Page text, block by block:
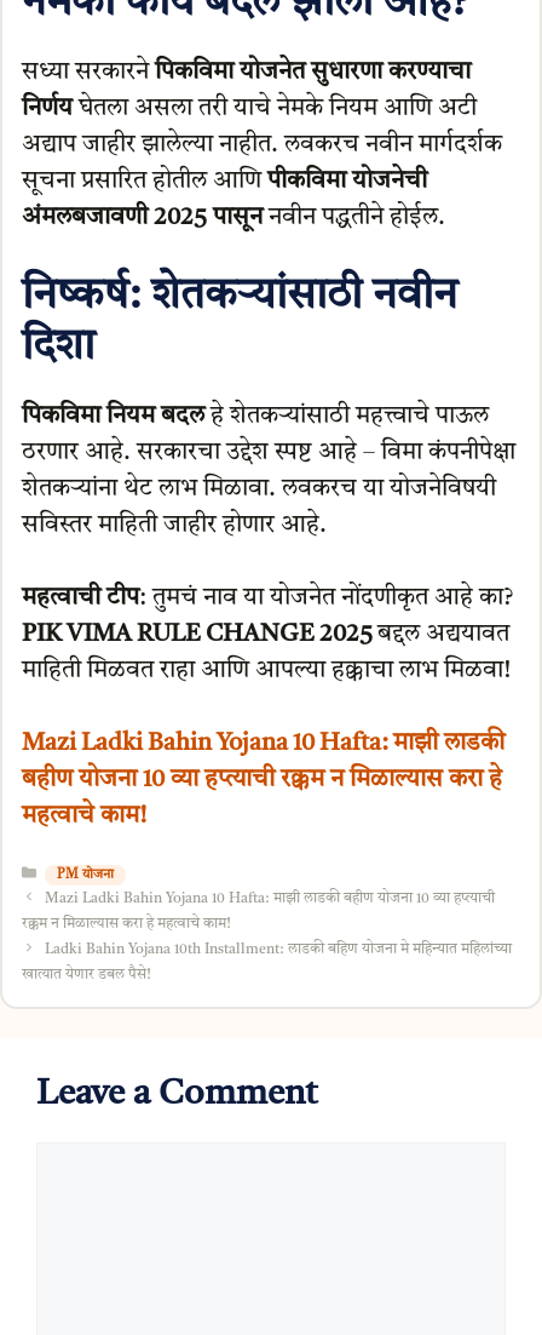
सध्या सरकारनेपिकविमा योजनेत सुधारणा करण्याचा
निर्णयघेतला असला तरी याचे नेमके नियम आणि अटी
अद्याप जाहीर झालेल्या नाहीत. लवकरच नवीन मार्गदर्शक
सूचना प्रसारित होतील आणिपीकविमा योजनेची
अंमलबजावणी 2025 पासूननवीन पद्धतीने होईल.
निष्कर्ष: शेतकऱ्यांसाठी नवीन
दिशा
पिकविमा नियम बदलहे शेतकऱ्यांसाठी महत्त्वाचे पाऊल
ठरणार आहे. सरकारचा उद्देश स्पष्ट आहे – विमा कंपनीपेक्षा
शेतकऱ्यांना थेट लाभ मिळावा. लवकरच या योजनेविषयी
सविस्तर माहिती जाहीर होणार आहे.
महत्वाची टीप: तुमचं नाव या योजनेत नोंदणीकृत आहे का?
PIK VIMA RULE CHANGE 2025बद्दल अद्ययावत
माहिती मिळवत राहा आणि आपल्या हक्काचा लाभ मिळवा!
Mazi Ladki Bahin Yojana 10 Hafta: माझी लाडकी
बहीण योजना 10 व्या हप्त्याची रक्कम न मिळाल्यास करा हे
महत्वाचे काम!
Categories
PM योजना
Mazi Ladki Bahin Yojana 10 Hafta: माझी लाडकी बहीण योजना 10 व्या हप्त्याची
रक्कम न मिळाल्यास करा हे महत्वाचे काम!
Ladki Bahin Yojana 10th Installment: लाडकी बहिण योजना मे महिन्यात महिलांच्या
खात्यात येणार डबल पैसे!
Leave a Comment